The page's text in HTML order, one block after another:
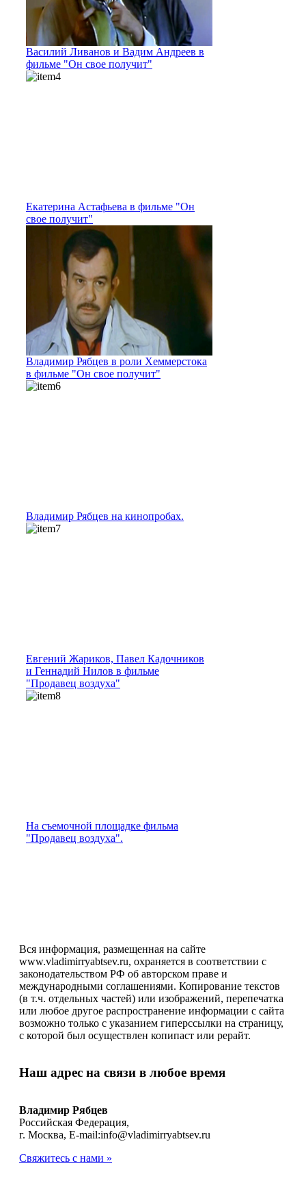
Василий Ливанов и Вадим Андреев в
фильме "Он свое получит"
Екатерина Астафьева в фильме "Он
свое получит"
Владимир Рябцев в роли Хеммерстока
в фильме "Он свое получит"
Владимир Рябцев на кинопробах.
Евгений Жариков, Павел Кадочников
и Геннадий Нилов в фильме
"Продавец воздуха"
На съемочной площадке фильма
"Продавец воздуха".
Вся информация, размещенная на сайте
www.vladimirryabtsev.ru, охраняется в соответствии с
законодательством РФ об авторском праве и
международными соглашениями. Копирование текстов
(в т.ч. отдельных частей) или изображений, перепечатка
или любое другое распространение информации с сайта
возможно только с указанием гиперссылки на страницу,
с которой был осуществлен копипаст или рерайт.
Наш адрес на связи в любое время
Владимир Рябцев
Российская Федерация,
г. Москва, E-mail:info@vladimirryabtsev.ru
Свяжитесь с нами »